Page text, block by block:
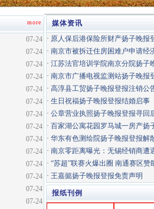
媒体资讯
· 原人保后港保险所财产扬子晚报
· 南京市被拆迁住房困难户申请经
· 江苏法官培训学院南京分院扬子
· 南京市广播电视监测站扬子晚报
· 高淳县工贸扬子晚报登报注销公
· 生日祝福扬子晚报登报结婚启事
· 公章营业执照扬子晚报登报寻回
· 百家湖公寓花园罗马城一房产扬
· 华东有色测绘院扬子晚报登报解
· 南京零距离曝光：无锡经销商遭
· “苏超”联赛火爆出圈 南通赛区赞
· 王嘉懿扬子晚报登报免责声明
报纸刊例
more
07-24
07-24
07-24
07-24
07-24
07-24
07-24
07-24
07-24
07-24
07-24
07-24
07-24
07-24